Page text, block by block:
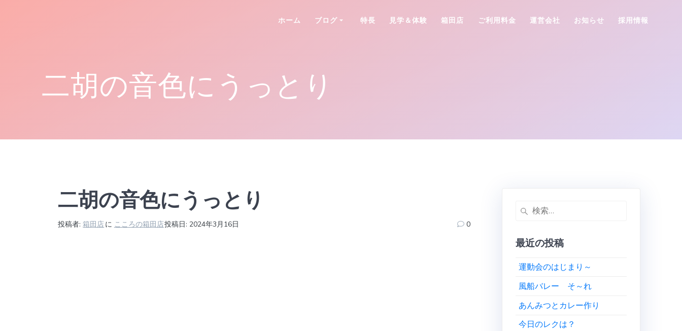
ホーム ブログ 特長 見学＆体験 箱田店 ご利用料金 運営会社 お知らせ 採用情報
二胡の音色にうっとり
二胡の音色にうっとり
投稿者:箱田店 に こころの箱田店投稿日: 2024年3月16日 0
検
最近の投稿
運動会のはじまり～
風船バレー そ～れ
あんみつとカレー作り
今日のレクは？